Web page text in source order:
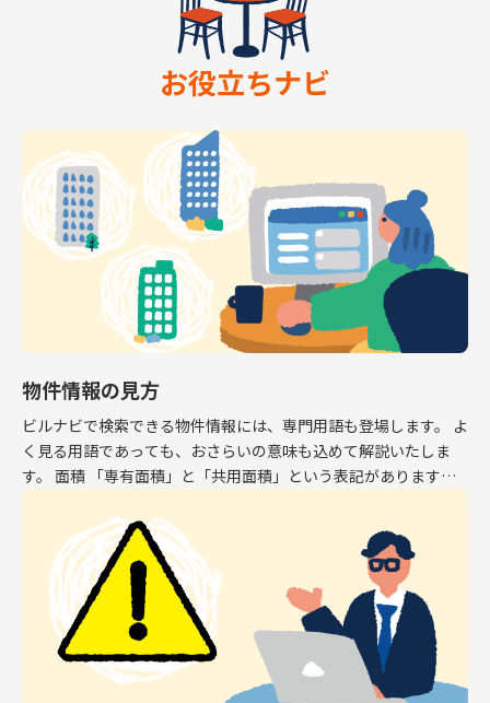
お役立ちナビ
物件情報の見方
ビルナビで検索できる物件情報には、専門用語も登場します。 よ
く見る用語であっても、おさらいの意味も込めて解説いたしま
す。 面積 「専有面積」と「共用面積」という表記があります。
専有面積はオフィスとして利用できるスペース […]